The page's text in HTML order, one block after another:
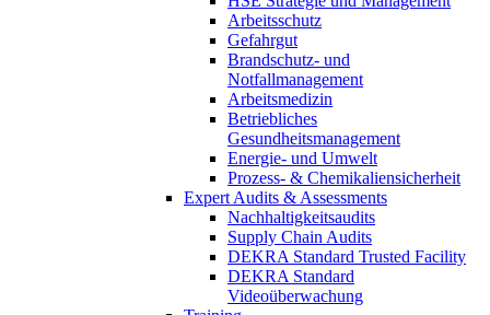
Arbeitsschutz
Gefahrgut
Brandschutz- und
Notfallmanagement
Arbeitsmedizin
Betriebliches
Gesundheitsmanagement
Energie- und Umwelt
Prozess- & Chemikaliensicherheit
Expert Audits & Assessments
Nachhaltigkeitsaudits
Supply Chain Audits
DEKRA Standard Trusted Facility
DEKRA Standard
Videoüberwachung